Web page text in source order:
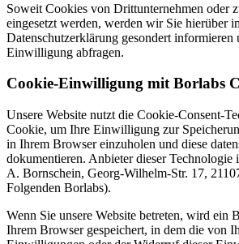
Soweit Cookies von Drittunternehmen oder
eingesetzt werden, werden wir Sie hierüber
Datenschutzerklärung gesondert informieren
Einwilligung abfragen.
Cookie-Einwilligung mit Borlabs
Unsere Website nutzt die Cookie-Consent-
Cookie, um Ihre Einwilligung zur
in Ihrem Browser einzuholen und diese
dokumentieren. Anbieter dieser Technologie
A. Bornschein, Georg-Wilhelm-Str. 17,
Folgenden Borlabs).
Wenn Sie unsere Website betreten, wird ein
Ihrem Browser gespeichert, in dem die von